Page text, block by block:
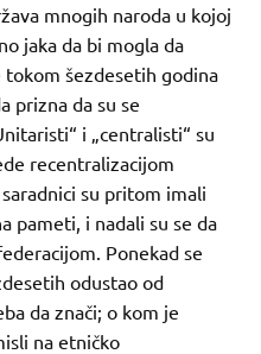
mnogih naroda u kojoj
jaka da bi mogla da
šezdesetih godina
prizna da su se
i „centralisti“ su
recentralizacijom
su pritom imali
pameti, i nadali su se da
Ponekad se
odustao od
da znači; o kom je
na etničko